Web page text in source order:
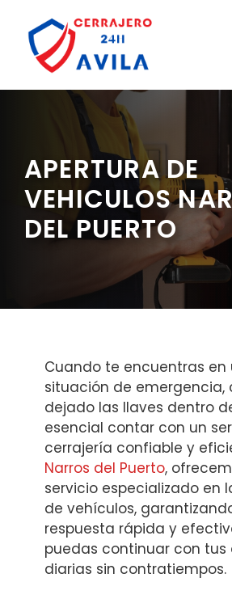
contenido
APERTURA DE
VEHICULOS
DEL PUERTO
Cuando te encuentras en
situación de emergencia,
dejado las llaves dentro
esencial contar con un
cerrajería confiable y
Narros del Puerto,
servicio especializado en
de vehículos,
respuesta rápida y
puedas continuar con
diarias sin contratiempos.